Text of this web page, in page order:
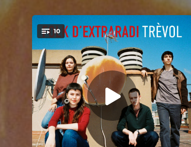
You're all set!
10